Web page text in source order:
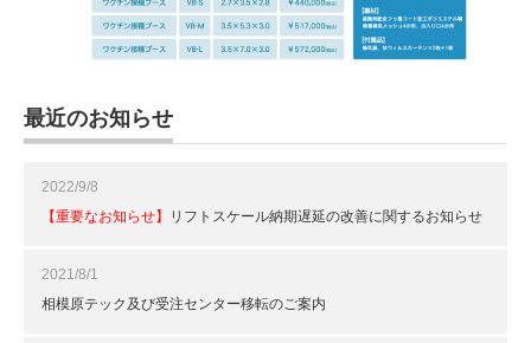
最近のお知らせ
2022/9/8
【重要なお知らせ】
リフトスケール納期遅延の改善に関するお知らせ
2021/8/1
相模原テック及び受注センター移転のご案内